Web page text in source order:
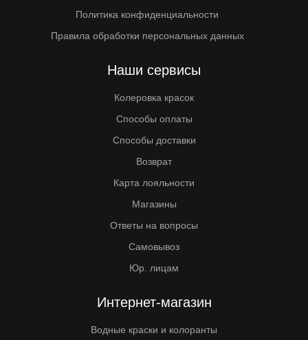
Политика конфиденциальности
Правила обработки персональных данных
Наши сервисы
Колеровка красок
Способы оплаты
Способы доставки
Возврат
Карта лояльности
Магазины
Ответы на вопросы
Самовывоз
Юр. лицам
Интернет-магазин
Водные краски и колоранты